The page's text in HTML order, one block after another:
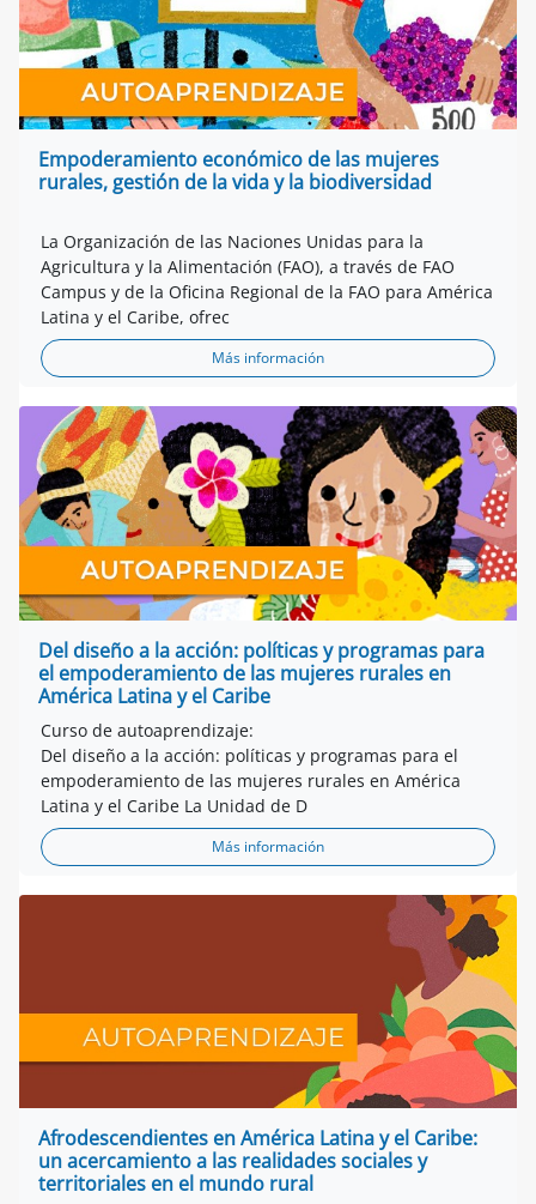
Empoderamiento económico de las mujeres
rurales, gestión de la vida y la biodiversidad
La Organización de las Naciones Unidas para la
Agricultura y la Alimentación (FAO), a través de FAO
Campus y de la Oficina Regional de la FAO para América
Latina y el Caribe, ofrec
Más información
Del diseño a la acción: políticas y programas para
el empoderamiento de las mujeres rurales en
América Latina y el Caribe
Curso de autoaprendizaje:
Del diseño a la acción: políticas y programas para el
empoderamiento de las mujeres rurales en América
Latina y el Caribe La Unidad de D
Más información
Afrodescendientes en América Latina y el Caribe:
un acercamiento a las realidades sociales y
territoriales en el mundo rural